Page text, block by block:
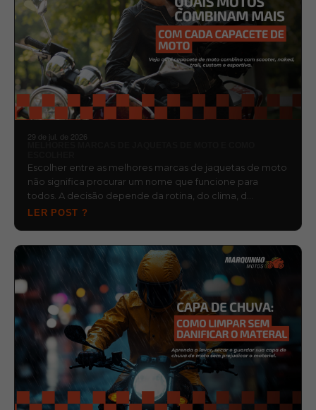
29 de jul. de 2026
Escolher entre as melhores marcas de jaquetas de moto
não significa procurar um nome que funcione para
todos. A decisão depende da rotina, do clima, d…
LER POST ?